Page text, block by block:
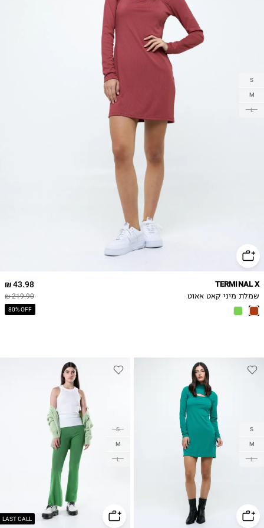
S
M
L
43.98 ₪
219.90 ₪
80% OFF
TERMINAL X
שמלת מיני קאט אאוט
S
M
L
LAST CALL
S
M
L